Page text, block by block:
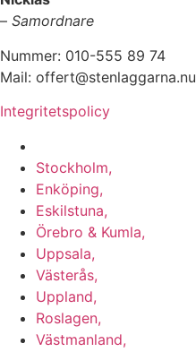
– Samordnare
Nummer: 010-555 89 74
Mail: offert@stenlaggarna.nu
Integritetspolicy
Stockholm,
Enköping,
Eskilstuna,
Örebro & Kumla,
Uppsala,
Västerås,
Uppland,
Roslagen,
Västmanland,